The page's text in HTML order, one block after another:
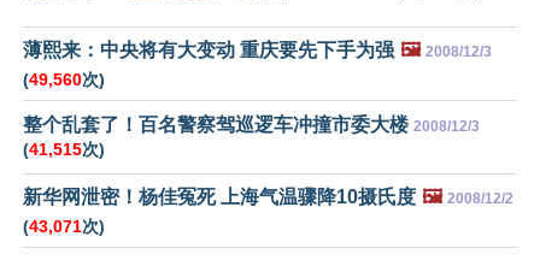
薄熙来：中央将有大变动 重庆要先下手为强 🖼️ 2008/12/3
(49,560次)
整个乱套了！百名警察驾巡逻车冲撞市委大楼 2008/12/3
(41,515次)
新华网泄密！杨佳冤死 上海气温骤降10摄氏度 🖼️ 2008/12/2
(43,071次)